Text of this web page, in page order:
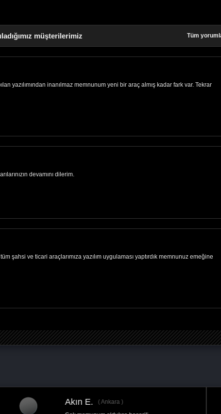
müşterilerimiz Tüm
yazılımından inanılmaz memnunum yeni bir araç almış kadar fark var. Tekrar
devamını dilerim.
şahsi ve ticari araçlarımıza yazılım uygulaması yaptırdık memnunuz emeğine
Ömer K.
Ankara